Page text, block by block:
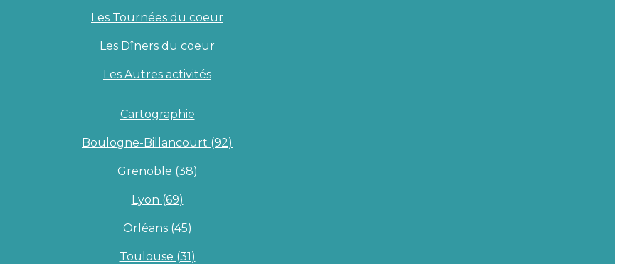
Les Tournées du coeur
Les Dîners du coeur
Les Autres activités
Cartographie
Boulogne-Billancourt (92)
Grenoble (38)
Lyon (69)
Orléans (45)
Toulouse (31)